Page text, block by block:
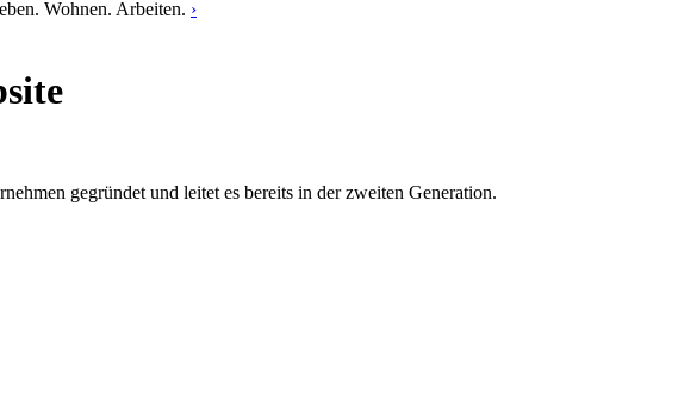
Wohnen. Arbeiten. ›
gegründet und leitet es bereits in der zweiten Generation.